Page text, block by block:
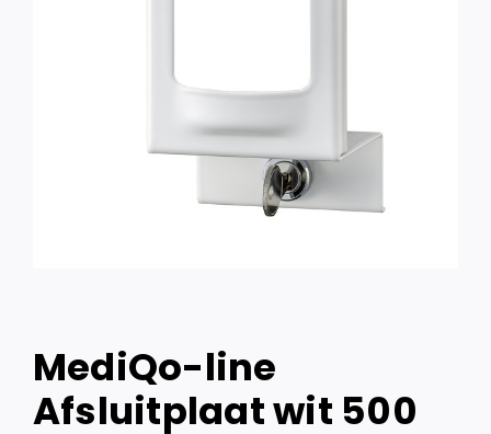
MediQo-line
Afsluitplaat wit 500